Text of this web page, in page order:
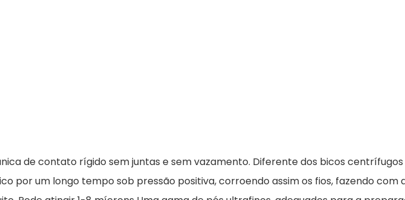
de contato rígido sem juntas e sem vazamento. Diferente dos bicos
um longo tempo sob pressão positiva, corroendo assim os fios, fazendo com